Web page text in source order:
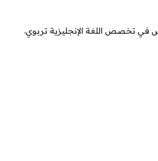
في تخصص اللغة الإنجليزية تربوي.